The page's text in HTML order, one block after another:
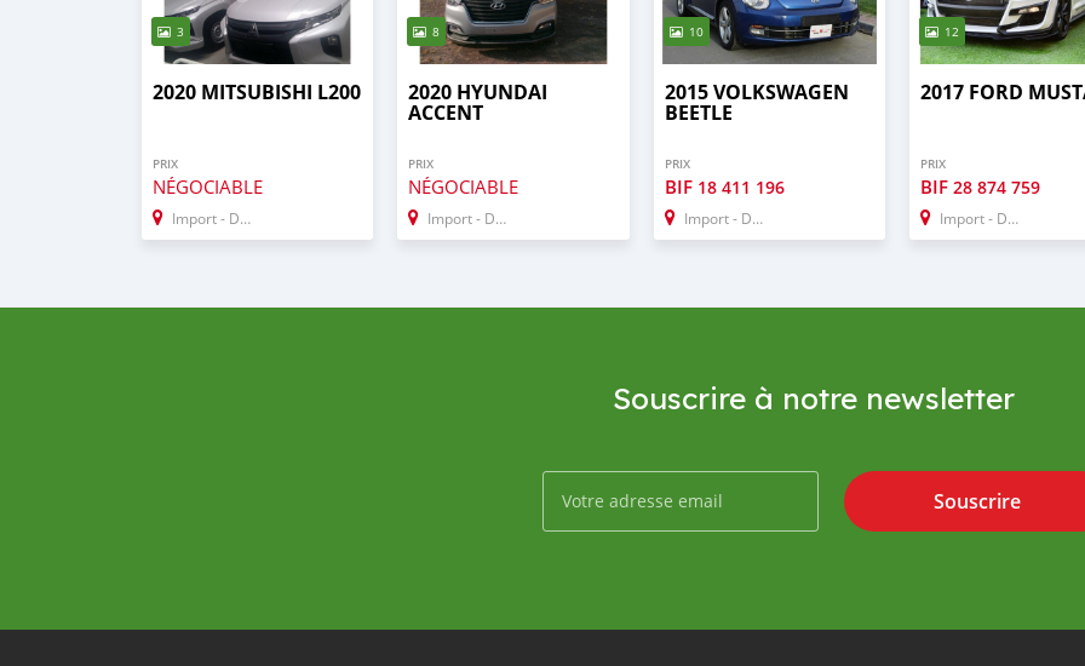
3
2020 MITSUBISHI L200
PRIX
NÉGOCIABLE
Import - Dubai
8
2020 HYUNDAI
ACCENT
PRIX
NÉGOCIABLE
Import - Dubai
10
2015 VOLKSWAGEN
BEETLE
PRIX
BIF 18 411 196
Import - Dubai
12
2017 FORD
PRIX
BIF 28 874 759
Import - Dubai
Souscrire à notre newsletter
Souscrire